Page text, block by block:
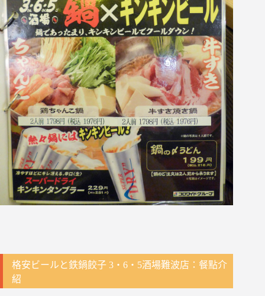
格安ビールと鉄鍋餃子 3・6・5酒場難波店：餐點介
紹